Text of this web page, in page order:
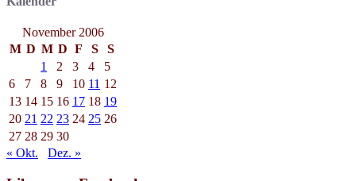
November 2006
M D M D F S
S
1
2 3 4
5
6
7 8 9 10 11 12
13 14 15 16 17 18 19
20 21 22 23 24 25 26
27 28 29 30
« Okt.
Dez. »